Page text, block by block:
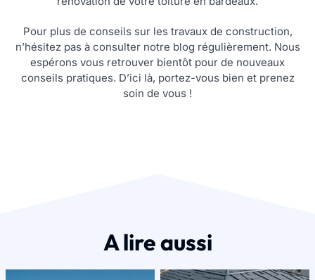
Pour plus de conseils sur les travaux de construction,
n’hésitez pas à consulter notre blog régulièrement. Nous
espérons vous retrouver bientôt pour de nouveaux
conseils pratiques. D’ici là, portez-vous bien et prenez
soin de vous !
A lire aussi